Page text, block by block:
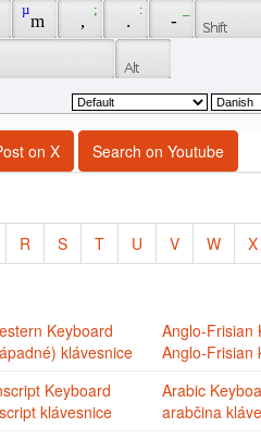
m
µ
,
;
.
:
-
on X Search on Youtube
R S T U V W X
Keyboard
klávesnice
Anglo-Frisian
Anglo-Frisian
Keyboard
klávesnice
Arabic
arabčina